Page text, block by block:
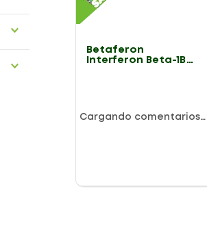
Betaferon
Interferon Beta-1B
Cargando comentarios…